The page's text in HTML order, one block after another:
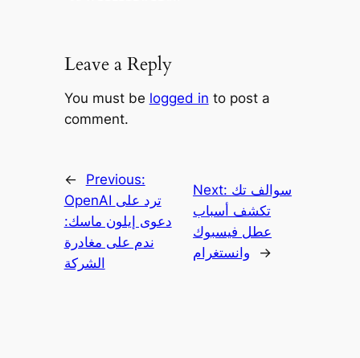
Leave a Reply
You must be logged in to post a
comment.
←
Previous:
OpenAI ترد على
دعوى إيلون ماسك:
ندم على مغادرة
الشركة
Next: سوالف تك
تكشف أسباب
عطل فيسبوك
وانستغرام
→